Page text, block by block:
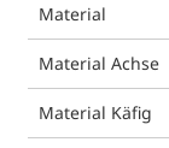
Material
Material Achse
Material Käfig